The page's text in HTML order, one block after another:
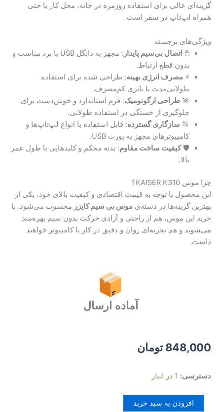
گزینه‌ای عالی برای استفاده روزمره در خانه، محل کار یا حتی
همراه لپ‌تاپ در سفر است.
ویژگی‌های برجسته
🖱️ اتصال بی‌سیم پایدار
: مجهز به دانگل USB با برد مناسب و
بدون قطع ارتباط.
⚡ مصرف انرژی بهینه: طراحی شده برای استفاده
طولانی‌مدت با باتری کم‌مصرف.
🎯 طراحی ارگونومیک: فرم استاندارد و خوش‌دست برای
جلوگیری از خستگی در استفاده طولانی.
📂 سازگاری گسترده: قابل استفاده با انواع لپ‌تاپ‌ها و
کامپیوترهای مجهز به پورت USB.
🛡️کیفیت ساخت مقاوم: بدنه محکم و کلیدهایی با طول عمر
بالا.
چرا موس KAISER K310؟
این محصول با توجه به قیمت اقتصادی و کیفیت بالای خود، یکی از
بهترین گزینه‌ها در دسته‌ی موس بی سیم کایزر محسوب می‌شود. با
خرید این موس، هم از راحتی و آزادی حرکت بدون سیم بهره‌مند
می‌شوید و هم تجربه‌ای روان و دقیق در کار با کامپیوتر خواهید
داشت.
آماده ارسال
848,000 تومان
دسترسی: 1 در انبار
موس
سیم
افزودن به سبد خرید